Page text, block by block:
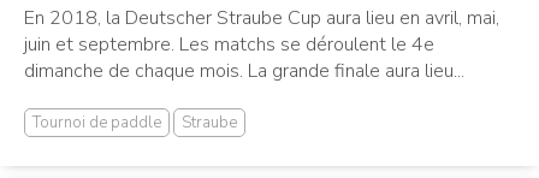
En 2018, la Deutscher Straube Cup aura lieu en avril, mai,
juin et septembre. Les matchs se déroulent le 4e
dimanche de chaque mois. La grande finale aura lieu...
Tournoi de paddle Straube